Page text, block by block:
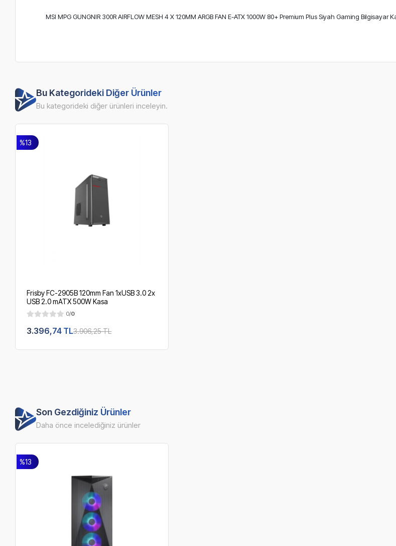
MSI MPG GUNGNIR 300R AIRFLOW MESH 4 X 120MM ARGB FAN E-ATX 1000W 80+ Premium Plus Siyah Gaming Bilgisayar
Bu Kategorideki Diğer Ürünler
Bu kategorideki diğer ürünleri inceleyin.
%13
Frisby FC-2905B 120mm Fan 1xUSB 3.0 2x
USB 2.0 mATX 500W Kasa
0/0
3.396,74 TL3.906,25 TL
Son Gezdiğiniz Ürünler
Daha önce incelediğiniz ürünler
%13